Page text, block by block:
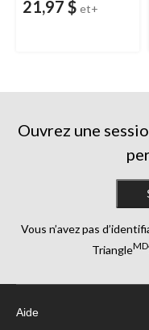
21,97 $ et+
Ouvrez une
Vous n’avez pas
TriangleMD
Aide